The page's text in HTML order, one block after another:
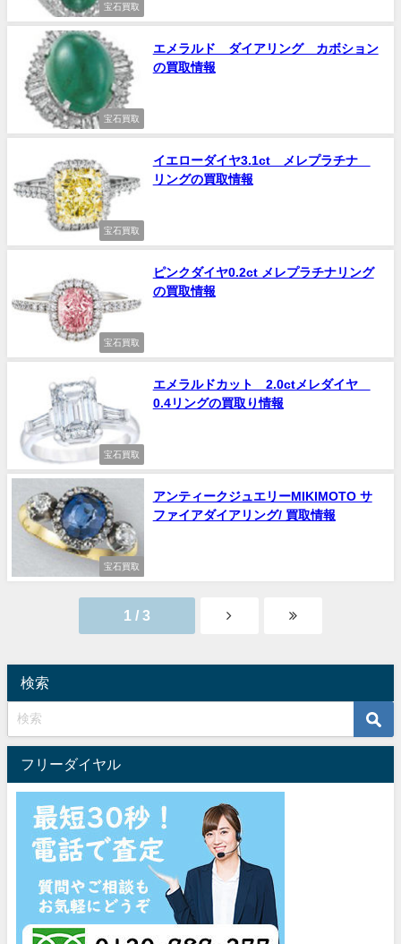
宝石買取
宝石買取
エメラルド ダイアリング カボション
の買取情報
宝石買取
イエローダイヤ3.1ct メレプラチナ
リングの買取情報
宝石買取
ピンクダイヤ0.2ct メレプラチナリング
の買取情報
宝石買取
エメラルドカット 2.0ctメレダイヤ
0.4リングの買取り情報
宝石買取
アンティークジュエリーMIKIMOTO サ
ファイアダイアリング/ 買取情報
1 / 3
検索
フリーダイヤル